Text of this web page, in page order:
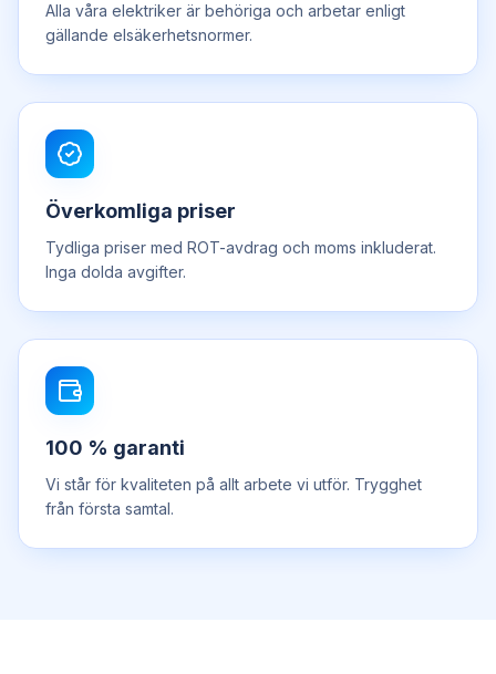
Alla våra elektriker är behöriga och arbetar enligt
gällande elsäkerhetsnormer.
Överkomliga priser
Tydliga priser med ROT-avdrag och moms inkluderat.
Inga dolda avgifter.
100 % garanti
Vi står för kvaliteten på allt arbete vi utför. Trygghet
från första samtal.